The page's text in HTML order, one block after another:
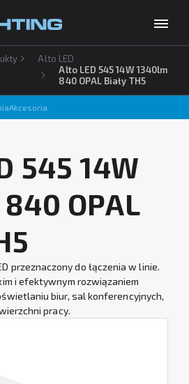
Alto LED
Alto LED 545 14W 1340lm
840 OPAL Biały TH5
Akcesoria
545 14W
OPAL
przeznaczony do łączenia w linie.
i efektywnym rozwiązaniem
biur, sal konferencyjnych,
pracy.